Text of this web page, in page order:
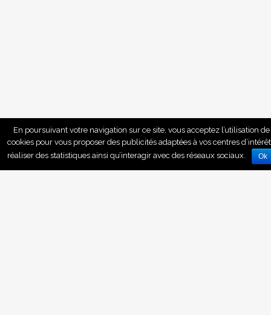
En poursuivant votre navigation sur ce site, vous acceptez l’utilisation de
cookies pour vous proposer des publicités adaptées à vos centres
réaliser des statistiques ainsi qu’interagir avec des réseaux sociaux.
Ok